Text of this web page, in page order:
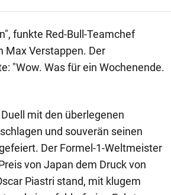
funkte Red-Bull-Teamchef
Max Verstappen. Der
"Wow. Was für ein Wochenende.
mit den überlegenen
und souverän seinen
Der Formel-1-Weltmeister
von Japan dem Druck von
Piastri stand, mit klugem